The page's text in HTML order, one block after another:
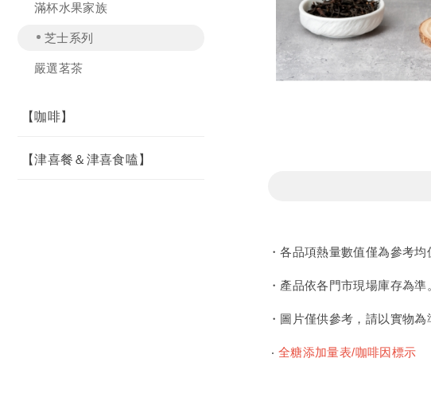
滿杯水果家族
芝士系列
嚴選茗茶
【咖啡】
【津喜餐＆津喜食嗑】
・各品項熱量數值僅為參考
・產品依各門市現場庫存為準
・圖片僅供參考，請以實物為
‧全糖添加量表/咖啡因標示